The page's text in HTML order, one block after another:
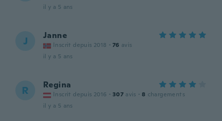
il y a 5 ans
J Janne
Inscrit depuis 2018 · 76 avis
il y a 5 ans
R Regina
Inscrit depuis 2016 · 307 avis · 8 chargements
il y a 5 ans